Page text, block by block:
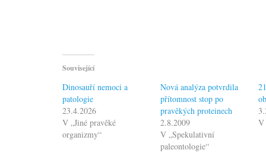
Související
Dinosauří nemoci a
patologie
23.4.2026
V „Jiné pravěké
organizmy“
Nová analýza potvrdila
přítomnost stop po
pravěkých proteinech
2.8.2009
V „Spekulativní
paleontologie“
V